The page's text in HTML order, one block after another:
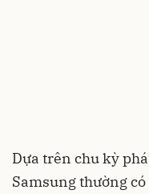
Dựa trên chu kỳ
Samsung thường